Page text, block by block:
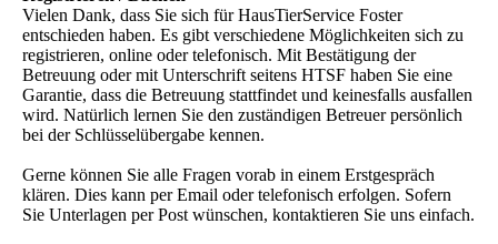
Vielen Dank, dass Sie sich für HausTierService Foster
entschieden haben. Es gibt verschiedene Möglichkeiten sich zu
registrieren, online oder telefonisch. Mit Bestätigung der
Betreuung oder mit Unterschrift seitens HTSF haben Sie eine
Garantie, dass die Betreuung stattfindet und keinesfalls ausfallen
wird. Natürlich lernen Sie den zuständigen Betreuer persönlich
bei der Schlüsselübergabe kennen.
Gerne können Sie alle Fragen vorab in einem Erstgespräch
klären. Dies kann per Email oder telefonisch erfolgen. Sofern
Sie Unterlagen per Post wünschen, kontaktieren Sie uns einfach.